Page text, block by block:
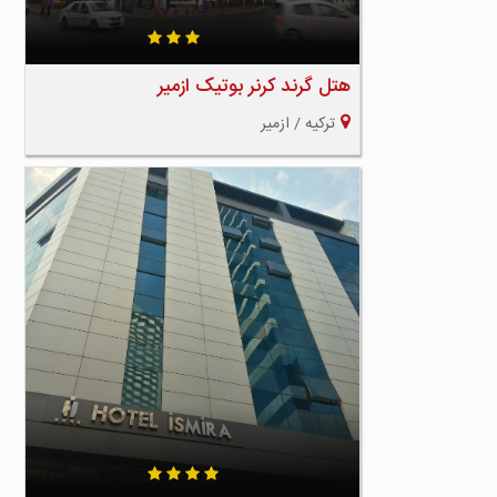
هتل گرند کرنر بوتیک ازمیر
ترکیه / ازمیر